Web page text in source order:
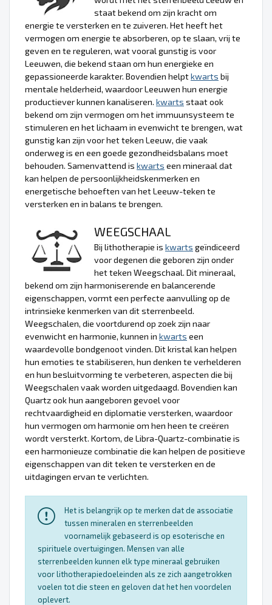
staat bekend om zijn kracht om
energie te versterken en te zuiveren. Het heeft het
vermogen om energie te absorberen, op te slaan, vrij te
geven en te reguleren, wat vooral gunstig is voor
Leeuwen, die bekend staan om hun energieke en
gepassioneerde karakter. Bovendien helptkwarts bij
mentale helderheid, waardoor Leeuwen hun energie
productiever kunnen kanaliseren. kwarts staat ook
bekend om zijn vermogen om het immuunsysteem te
stimuleren en het lichaam in evenwicht te brengen, wat
gunstig kan zijn voor het teken Leeuw, die vaak
onderweg is en een goede gezondheidsbalans moet
behouden. Samenvattend is kwarts een mineraal dat
kan helpen de persoonlijkheidskenmerken en
energetische behoeften van het Leeuw-teken te
versterken en in balans te brengen.
WEEGSCHAAL
Bij lithotherapie is kwarts geïndiceerd
voor degenen die geboren zijn onder
het teken Weegschaal. Dit mineraal,
bekend om zijn harmoniserende en balancerende
eigenschappen, vormt een perfecte aanvulling op de
intrinsieke kenmerken van dit sterrenbeeld.
Weegschalen, die voortdurend op zoek zijn naar
evenwicht en harmonie, kunnen in kwarts een
waardevolle bondgenoot vinden. Dit kristal kan helpen
hun emoties te stabiliseren, hun denken te verhelderen
en hun besluitvorming te verbeteren, aspecten die bij
Weegschalen vaak worden uitgedaagd. Bovendien kan
Quartz ook hun aangeboren gevoel voor
rechtvaardigheid en diplomatie versterken, waardoor
hun vermogen om harmonie om hen heen te creëren
wordt versterkt. Kortom, de Libra-Quartz-combinatie is
een harmonieuze combinatie die kan helpen de positieve
eigenschappen van dit teken te versterken en de
uitdagingen ervan te verlichten.
Het is belangrijk op te merken dat de associatie
tussen mineralen en sterrenbeelden
voornamelijk gebaseerd is op esoterische en
spirituele overtuigingen. Mensen van alle
sterrenbeelden kunnen elk type mineraal gebruiken
voor lithotherapiedoeleinden als ze zich aangetrokken
voelen tot die steen en geloven dat het hen voordelen
oplevert.